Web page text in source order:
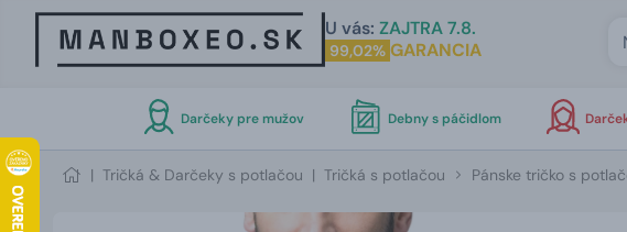
U vás: ZAJTRA 7.8.
99,02% GARANCIA
Darčeky pre mužov Debny s páčidlom
| Tričká & Darčeky s potlačou | Tričká s potlačou Pánske tričko s